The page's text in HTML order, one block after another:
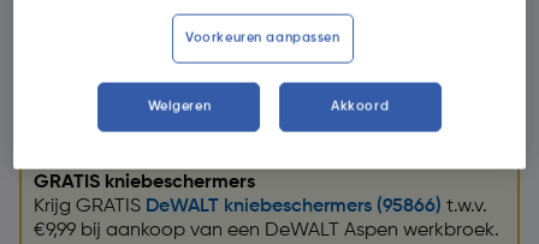
Kies productvariant(11)
Promoties
GRATIS kniebeschermers
Krijg GRATIS DeWALT kniebeschermers (95866) t.w.v.
€9,99 bij aankoop van een DeWALT Aspen werkbroek.
Voorkeuren aanpassen
Weigeren Akkoord